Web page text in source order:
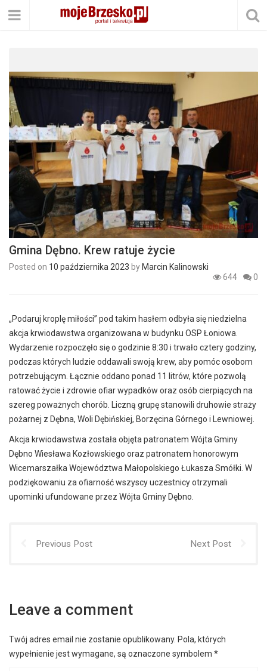
Gmina Dębno. Krew ratuje życie
Posted on 10 października 2023 by Marcin Kalinowski
644
0
„Podaruj kroplę miłości” pod takim hasłem odbyła się niedzielna
akcja krwiodawstwa organizowana w budynku OSP Łoniowa.
Wydarzenie rozpoczęło się o godzinie 8:30 i trwało cztery godziny,
podczas których ludzie oddawali swoją krew, aby pomóc osobom
potrzebującym. Łącznie oddano ponad 11 litrów, które pozwolą
ratować życie i zdrowie ofiar wypadków oraz osób cierpiących na
szereg poważnych chorób. Liczną grupę stanowili druhowie straży
pożarnej z Dębna, Woli Dębińskiej, Borzęcina Górnego i Lewniowej.
Akcja krwiodawstwa została objęta patronatem Wójta Gminy
Dębno Wiesława Kozłowskiego oraz patronatem honorowym
Wicemarszałka Województwa Małopolskiego Łukasza Smółki. W
podziękowaniu za ofiarność wszyscy uczestnicy otrzymali
upominki ufundowane przez Wójta Gminy Dębno.
Previous Post Next Post
Leave a comment
Twój adres email nie zostanie opublikowany. Pola, których
wypełnienie jest wymagane, są oznaczone symbolem *